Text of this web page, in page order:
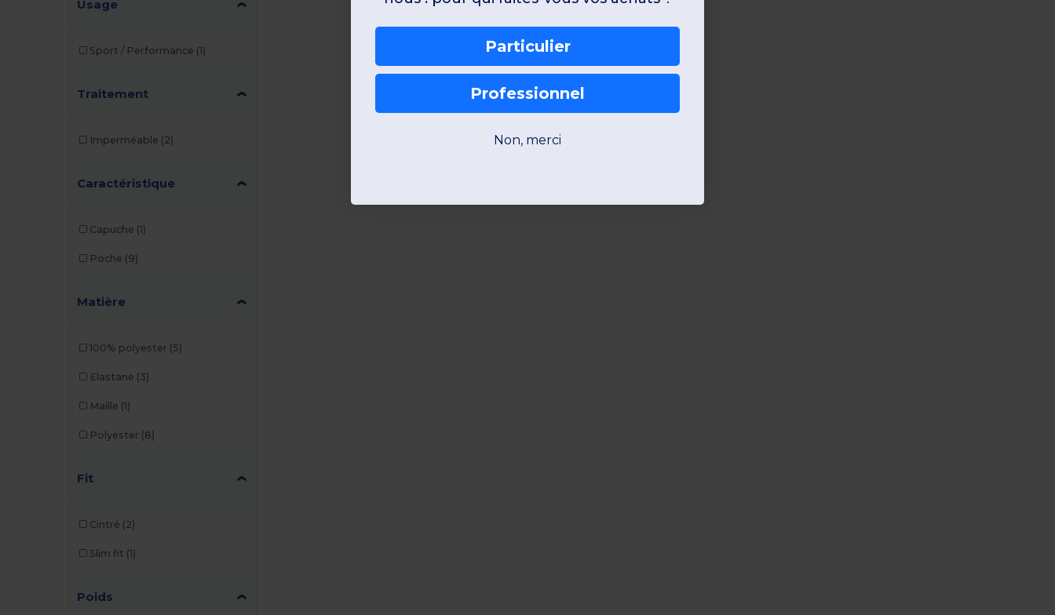
Usage
Sport / Performance (1)
Traitement
Imperméable (2)
Caractéristique
Capuche (1)
Poche (9)
Matière
100% polyester (5)
Elastane (3)
Maille (1)
Polyester (8)
Fit
Cintré (2)
Slim fit (1)
Poids
Particulier
Professionnel
Non, merci